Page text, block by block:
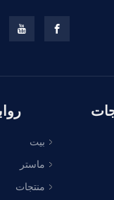
بيت
ماستر
منتجات